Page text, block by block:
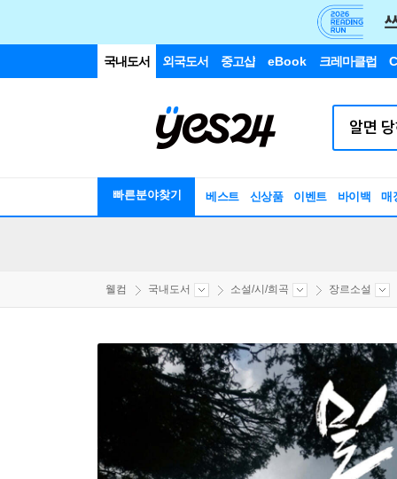
국내도서 외국도서 중고샵 eBook 크레마클럽
빠른분야찾기 베스트 신상품 이벤트 바이백 매
웰컴 국내도서 소설/시/희곡 장르소설